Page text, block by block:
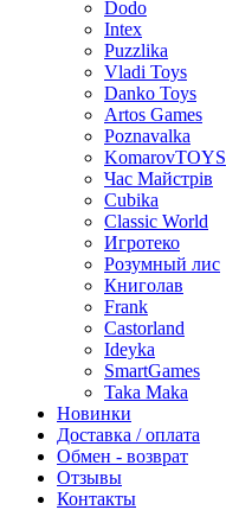
Dodo
Intex
Puzzlika
Vladi Toys
Danko Toys
Artos Games
Poznavalka
KomarovTOYS
Час Майстрів
Cubika
Classic World
Игротеко
Розумный лис
Книголав
Frank
Castorland
Ideyka
SmartGames
Taka Maka
Новинки
Доставка / оплата
Обмен - возврат
Отзывы
Контакты